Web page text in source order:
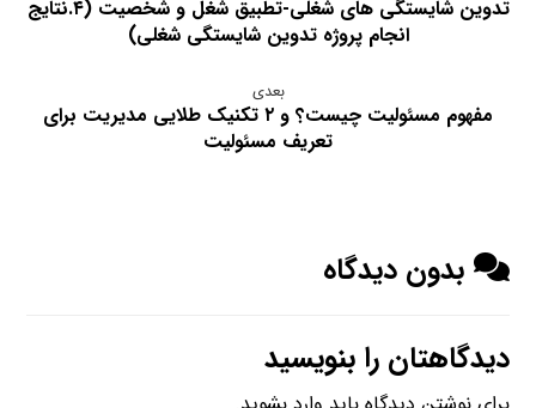
تدوین شایستگی های شغلی-تطبیق شغل و شخصیت (۴.نتایج
انجام پروژه تدوین شایستگی شغلی)
بعدی
مفهوم مسئولیت چیست؟ و ۲ تکنیک طلایی مدیریت برای
تعریف مسئولیت
بدون دیدگاه
دیدگاهتان را بنویسید